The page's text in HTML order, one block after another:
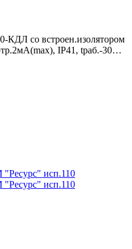
КДЛ со встроен.изолятором
IP41, tраб.-30…